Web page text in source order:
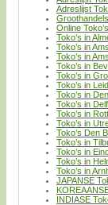
Adreslijst
Groothandels
Online Toko’s
Toko’s in
Toko’s in
Toko’s in
Toko’s in
Toko’s in
Toko’s in
Toko’s in
Toko’s in
Toko’s in
Toko’s in
Toko’s Den
Toko’s in
Toko’s in
Toko’s in
Toko’s in
JAPANSE
INDIASE